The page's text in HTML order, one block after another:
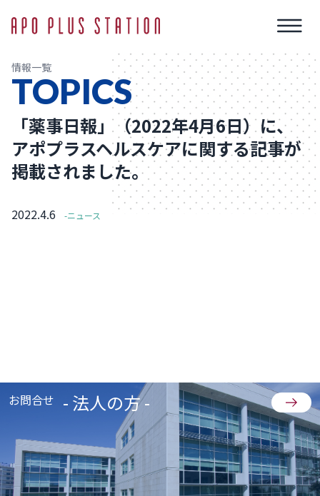
情報一覧
TOPICS
「薬事日報」（2022年4月6日）に、
アポプラスヘルスケアに関する記事が
掲載されました。
2022.4.6 -ニュース
お問合せ - 法人の方 -